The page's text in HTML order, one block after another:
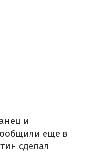
и
еще в
сделал